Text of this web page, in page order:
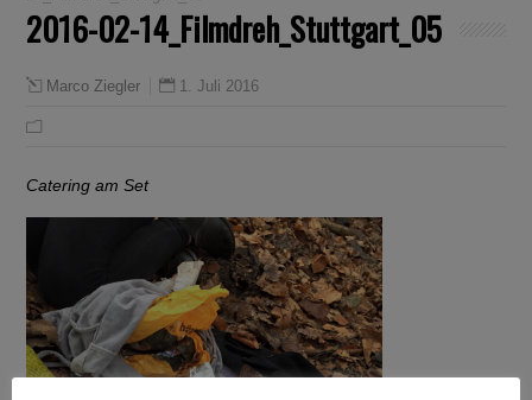
2016-02-14_Filmdreh_Stuttgart_05
Marco Ziegler 1. Juli 2016
Catering am Set